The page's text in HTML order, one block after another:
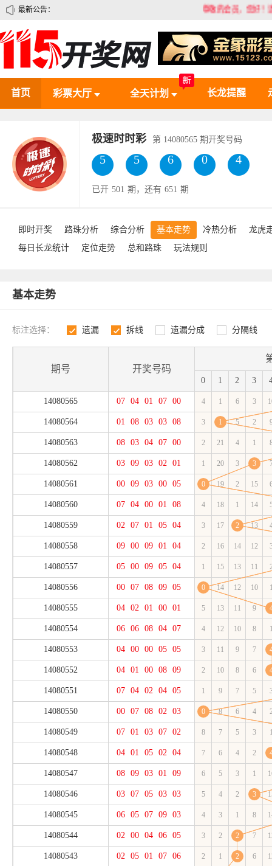
最新公告： 尊敬的会员，您好！请认
首页 彩票大厅 全天计划 长龙提醒
极速时时彩 第 14080565 期开奖号码
3
6
1
6 4
已开 501 期，还有 651 期
即时开奖 路珠分析 综合分析 基本走势 冷热分析
龙虎
每日长龙统计
定位走势 总和路珠 玩法规则
基本走势
标注选择：
遗漏
拆线
遗漏分成
分隔线
期号 开奖号码
0 1 2 3
14080565 07 04 01 07 00 4 1 6 3
14080564 01 08 03 03 08 3 1 5 2
14080563 08 03 04 07 00 2 21 4 1
14080562 03 09 03 02 01 1 20 3 3
14080561 00 09 03 00 05 0 19 2 15
14080560 07 04 00 01 08 4 18 1 14
14080559 02 07 01 05 04 3 17 2 13
14080558 09 00 09 01 04 2 16 14 12
14080557 05 00 09 05 04 1 15 13 11
14080556 00 07 08 09 05 0 14 12 10
14080555 04 02 01 00 01 5 13 11 9
14080554 06 06 08 04 07 4 12 10 8
14080553 04 00 00 05 05 3 11 9 7
14080552 04 01 00 08 09 2 10 8 6
14080551 07 04 02 04 05 1 9 7 5
14080550 00 07 08 02 03 0 8 6 4
14080549 07 01 03 07 02 8 7 5 3
14080548 04 01 05 02 04 7 6 4 2
14080547 08 09 03 01 09 6 5 3 1
14080546 03 07 05 03 03 5 4 2 3
14080545 06 05 07 09 03 4 3 1 8
14080544 02 00 04 06 05 3 2 2 7
14080543 02 05 01 07 06 2 1 2 6